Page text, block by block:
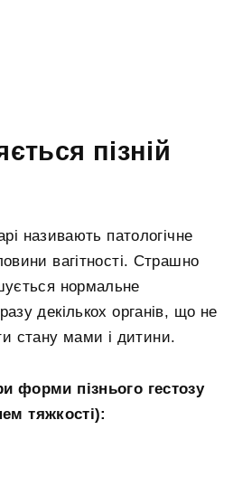
пізній
називають патологічне
вагітності. Страшно
нормальне
декількох органів, що не
стану мами і дитини.
форми пізнього гестозу
тяжкості):